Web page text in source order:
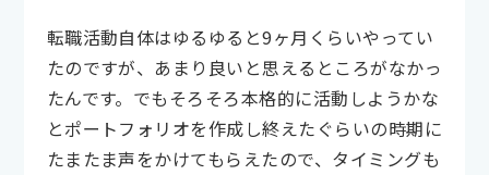
転職活動自体はゆるゆると9ヶ月くらいやってい
たのですが、あまり良いと思えるところがなかっ
たんです。でもそろそろ本格的に活動しようかな
とポートフォリオを作成し終えたぐらいの時期に
たまたま声をかけてもらえたので、タイミングも